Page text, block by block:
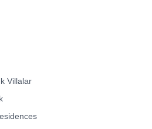
Villalar